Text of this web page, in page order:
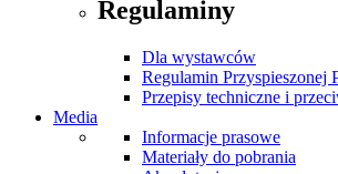
Regulaminy
Dla wystawców
Regulamin Przyspieszonej
Przepisy techniczne i
Media
Informacje prasowe
Materiały do pobrania